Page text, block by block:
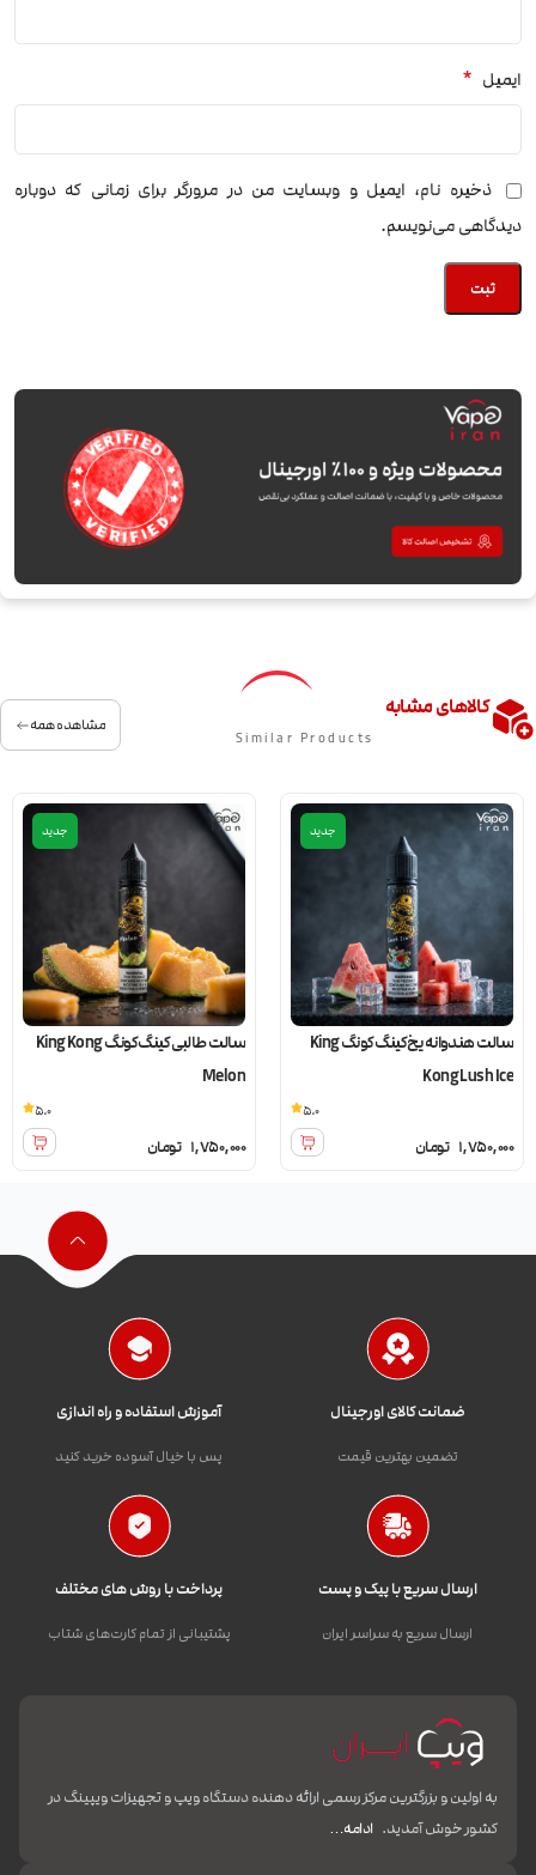
ایمیل *
ذخیره نام، ایمیل و وبسایت من در مرورگر برای زمانی که دوباره
دیدگاهی می‌نویسم.
کالاهای مشابه
Similar Products
مشاهده همه
جدید
سالت هندوانه یخ کینگ کونگ King
Kong Lush Ice
1,750,000 تومان
5.0
جدید
سالت طالبی کینگ کونگ King Kong
Melon
1,750,000 تومان
5.0
ضمانت کالای اورجینال
تضمین بهترین قیمت
آموزش استفاده و راه اندازی
پس با خیال آسوده خرید کنید
ارسال سریع با پیک و پست
ارسال سریع به سراسر ایران
پرداخت با روش های مختلف
پشتیبانی از تمام کارت‌های شتاب
به اولین و بزرگترین مرکز رسمی ارائه دهنده دستگاه ویپ و تجهیزات ویپینگ در
کشور خوش آمدید. ادامه…